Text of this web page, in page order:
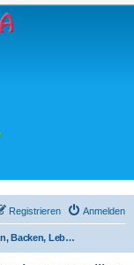
Anmelden
Registrieren
Kochen, Backen, Lebensmittel, Küchenutensilien